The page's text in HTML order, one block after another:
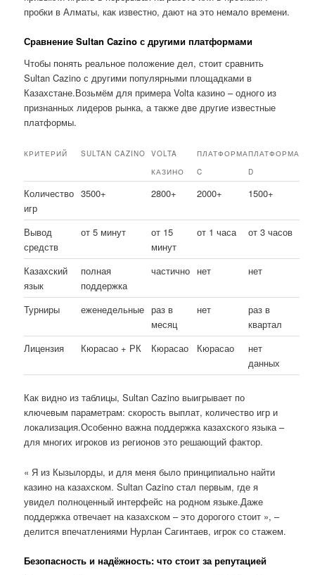
пробки в Алматы, как известно, дают на это немало времени.
Сравнение Sultan Cazino с другими платформами
Чтобы понять реальное положение дел, стоит сравнить
Sultan Cazino с другими популярными площадками в
Казахстане.Возьмём для примера Volta казино – одного из
признанных лидеров рынка, а также две другие известные
платформы.
КРИТЕРИЙ SULTAN CAZINO
VOLTA
КАЗИНО
ПЛАТФОРМА
C
ПЛАТФОРМА
D
Количество
игр
3500+ 2800+ 2000+ 1500+
Вывод
средств
от 5 минут
от 15
минут
от 1 часа от 3 часов
Казахский
язык
полная
поддержка
частично нет нет
Турниры еженедельные раз в
месяц
нет
раз в
квартал
Лицензия
Кюрасао + РК Кюрасао Кюрасао
нет
данных
Как видно из таблицы, Sultan Cazino выигрывает по
ключевым параметрам: скорость выплат, количество игр и
локализация.Особенно важна поддержка казахского языка –
для многих игроков из регионов это решающий фактор.
« Я из Кызылорды, и для меня было принципиально найти
казино на казахском. Sultan Cazino стал первым, где я
увидел полноценный интерфейс на родном языке.Даже
поддержка отвечает на казахском – это дорогого стоит », –
делится впечатлениями Нурлан Сагинтаев, игрок со стажем.
Безопасность и надёжность: что стоит за репутацией